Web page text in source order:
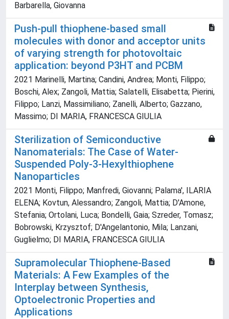
Barbarella, Giovanna
Push-pull thiophene-based small
molecules with donor and acceptor units
of varying strength for photovoltaic
application: beyond P3HT and PCBM
2021 Marinelli, Martina; Candini, Andrea; Monti, Filippo;
Boschi, Alex; Zangoli, Mattia; Salatelli, Elisabetta; Pierini,
Filippo; Lanzi, Massimiliano; Zanelli, Alberto; Gazzano,
Massimo; DI MARIA, FRANCESCA GIULIA
Sterilization of Semiconductive
Nanomaterials: The Case of Water-
Suspended Poly-3-Hexylthiophene
Nanoparticles
2021 Monti, Filippo; Manfredi, Giovanni; Palama', ILARIA
ELENA; Kovtun, Alessandro; Zangoli, Mattia; D'Amone,
Stefania; Ortolani, Luca; Bondelli, Gaia; Szreder, Tomasz;
Bobrowski, Krzysztof; D'Angelantonio, Mila; Lanzani,
Guglielmo; DI MARIA, FRANCESCA GIULIA
Supramolecular Thiophene-Based
Materials: A Few Examples of the
Interplay between Synthesis,
Optoelectronic Properties and
Applications